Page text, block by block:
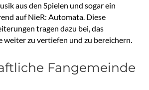
aus den Spielen und sogar ein
auf NieR: Automata. Diese
tragen dazu bei, das
weiter zu vertiefen und zu bereichern.
Fangemeinde